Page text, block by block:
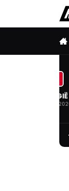
BELGIË
19 JUL.